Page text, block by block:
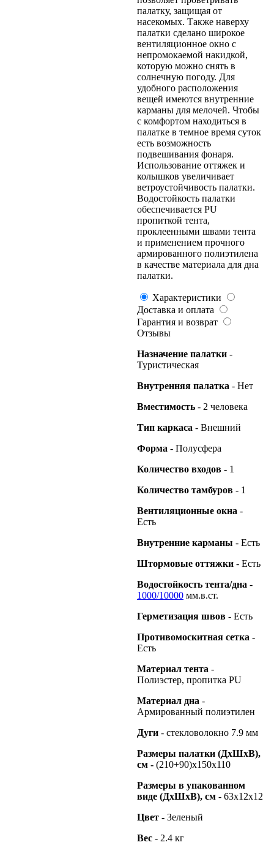
палатку, защищая от
насекомых. Также наверху
палатки сделано широкое
вентиляционное окно с
непромокаемой накидкой,
которую можно снять в
солнечную погоду. Для
удобного расположения
вещей имеются внутренние
карманы для мелочей. Чтобы
с комфортом находиться в
палатке в темное время суток
есть возможность
подвешивания фонаря.
Использование оттяжек и
колышков увеличивает
ветроустойчивость палатки.
Водостойкость палатки
обеспечивается PU
пропиткой тента,
проклеенными швами тента
и применением прочного
армированного полиэтилена
в качестве материала для дна
палатки.
Характеристики
Доставка и оплата
Гарантия и возврат
Отзывы
Назначение палатки -
Туристическая
Внутренняя палатка - Нет
Вместимость - 2 человека
Тип каркаса - Внешний
Форма - Полусфера
Количество входов - 1
Количество тамбуров - 1
Вентиляционные окна -
Есть
Внутренние карманы - Есть
Штормовые оттяжки - Есть
Водостойкость тента/дна -
1000/10000 мм.в.ст.
Герметизация швов - Есть
Противомоскитная сетка -
Есть
Материал тента -
Полиэстер, пропитка PU
Материал дна -
Армированный полиэтилен
Дуги - стекловолокно 7.9 мм
Размеры палатки (ДхШхВ),
см - (210+90)х150х110
Размеры в упакованном
виде (ДхШхВ), см - 63х12х12
Цвет - Зеленый
Вес - 2.4 кг